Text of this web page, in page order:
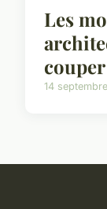
Les
14